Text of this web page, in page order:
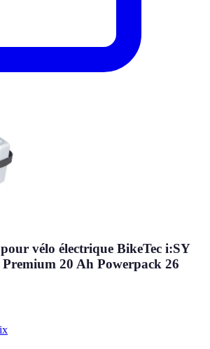
vélo électrique BikeTec i:SY
20 Ah Powerpack 26